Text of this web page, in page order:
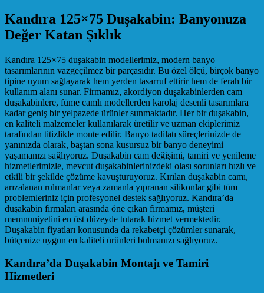
Kandıra 125×75 Duşakabin: Banyonuza
Değer Katan Şıklık
Kandıra 125×75 duşakabin modellerimiz, modern banyo
tasarımlarının vazgeçilmez bir parçasıdır. Bu özel ölçü, birçok banyo
tipine uyum sağlayarak hem yerden tasarruf ettirir hem de ferah bir
kullanım alanı sunar. Firmamız, akordiyon duşakabinlerden cam
duşakabinlere, füme camlı modellerden karolaj desenli tasarımlara
kadar geniş bir yelpazede ürünler sunmaktadır. Her bir duşakabin,
en kaliteli malzemeler kullanılarak üretilir ve uzman ekiplerimiz
tarafından titizlikle monte edilir. Banyo tadilatı süreçlerinizde de
yanınızda olarak, baştan sona kusursuz bir banyo deneyimi
yaşamanızı sağlıyoruz. Duşakabin cam değişimi, tamiri ve yenileme
hizmetlerimizle, mevcut duşakabinlerinizdeki olası sorunları hızlı ve
etkili bir şekilde çözüme kavuşturuyoruz. Kırılan duşakabin camı,
arızalanan rulmanlar veya zamanla yıpranan silikonlar gibi tüm
problemleriniz için profesyonel destek sağlıyoruz. Kandıra’da
duşakabin firmaları arasında öne çıkan firmamız, müşteri
memnuniyetini en üst düzeyde tutarak hizmet vermektedir.
Duşakabin fiyatları konusunda da rekabetçi çözümler sunarak,
bütçenize uygun en kaliteli ürünleri bulmanızı sağlıyoruz.
Kandıra’da Duşakabin Montajı ve Tamiri
Hizmetleri